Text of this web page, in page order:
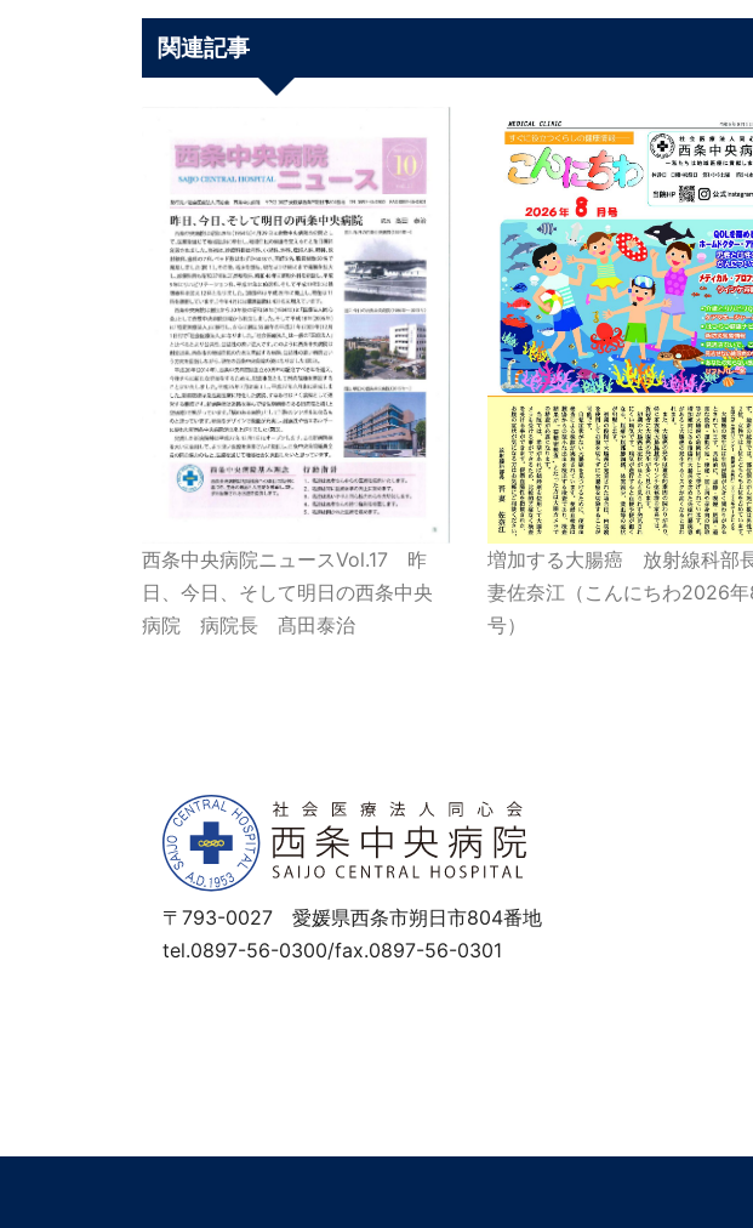
関連記事
西条中央病院ニュースVol.17 昨
日、今日、そして明日の西条中央
病院 病院長 髙田泰治
増加する大腸癌 放射線科部
妻佐奈江（こんにちわ2026年
号）
〒793-0027 愛媛県西条市朔日市804番地
tel.0897-56-0300/fax.0897-56-0301